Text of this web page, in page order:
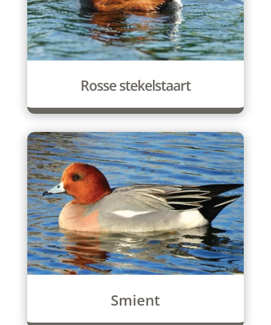
Rosse stekelstaart
Smient